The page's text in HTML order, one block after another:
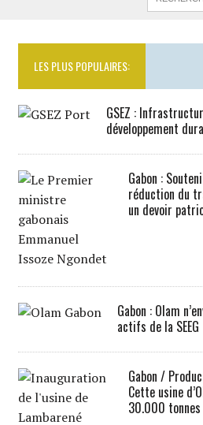
LES PLUS POPULAIRES:
GSEZ :
développement
Gabon :
réduction du
un devoir
Gabon : Olam
actifs de la SEEG
Gabon /
Cette usine
30.000